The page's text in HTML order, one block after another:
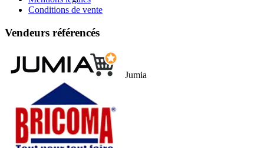
Conditions de vente
Vendeurs référencés
Jumia